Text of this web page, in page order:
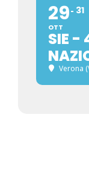
29
OTT
31
SIE -
Verona